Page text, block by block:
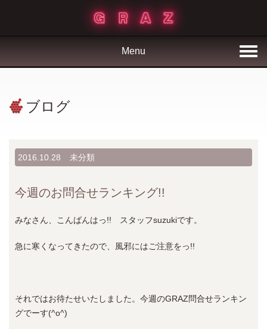
Menu
ブログ
2016.10.28 未分類
今週のお問合せランキング!!
みなさん、こんばんはっ!! スタッフsuzukiです。
急に寒くなってきたので、風邪にはご注意をっ!!
それではお待たせいたしました。今週のGRAZ問合せランキン
グでーす(^o^)